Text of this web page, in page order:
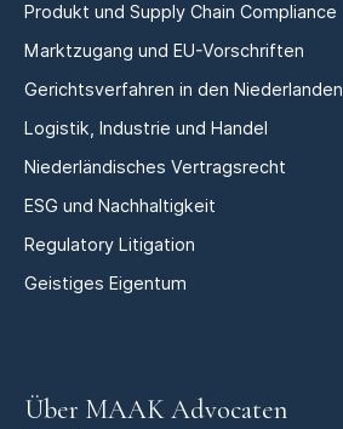
Produkt und Supply Chain Compliance
Marktzugang und EU-Vorschriften
Gerichtsverfahren in den Niederlanden
Logistik, Industrie und Handel
Niederländisches Vertragsrecht
ESG und Nachhaltigkeit
Regulatory Litigation
Geistiges Eigentum
Über MAAK Advocaten